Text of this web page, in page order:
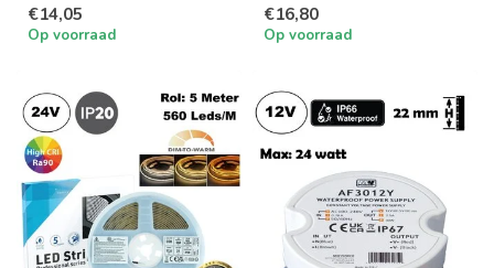
€14,05
Op voorraad
€16,80
Op voorraad